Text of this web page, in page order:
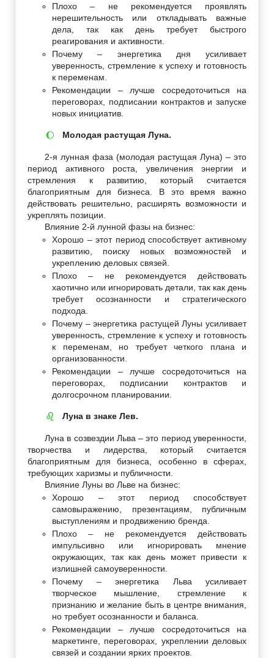
Плохо – не рекомендуется проявлять
нерешительность или откладывать важные
дела, так как день требует быстрого
реагирования и активности.
Почему – энергетика дня усиливает
уверенность, стремление к успеху и готовность
к переменам.
Рекомендации – лучше сосредоточиться на
переговорах, подписании контрактов и запуске
новых инициатив.
🌔 Молодая растущая Луна.
2-я лунная фаза (молодая растущая Луна) – это
период активного роста, увеличения энергии и
стремления к развитию, который считается
благоприятным для бизнеса. В это время важно
действовать решительно, расширять возможности и
укреплять позиции.
Влияние 2-й лунной фазы на бизнес:
Хорошо – этот период способствует активному
развитию, поиску новых возможностей и
укреплению деловых связей.
Плохо – не рекомендуется действовать
хаотично или игнорировать детали, так как день
требует осознанности и стратегического
подхода.
Почему – энергетика растущей Луны усиливает
уверенность, стремление к успеху и готовность
к переменам, но требует четкого плана и
организованности.
Рекомендации – лучше сосредоточиться на
переговорах, подписании контрактов и
долгосрочном планировании.
♌ Луна в знаке Лев.
Луна в созвездии Льва – это период уверенности,
творчества и лидерства, который считается
благоприятным для бизнеса, особенно в сферах,
требующих харизмы и публичности.
Влияние Луны во Льве на бизнес:
Хорошо – этот период способствует
самовыражению, презентациям, публичным
выступлениям и продвижению бренда.
Плохо – не рекомендуется действовать
импульсивно или игнорировать мнение
окружающих, так как день может привести к
излишней самоуверенности.
Почему – энергетика Льва усиливает
творческое мышление, стремление к
признанию и желание быть в центре внимания,
но требует осознанности и баланса.
Рекомендации – лучше сосредоточиться на
маркетинге, переговорах, укреплении деловых
связей и создании ярких проектов.